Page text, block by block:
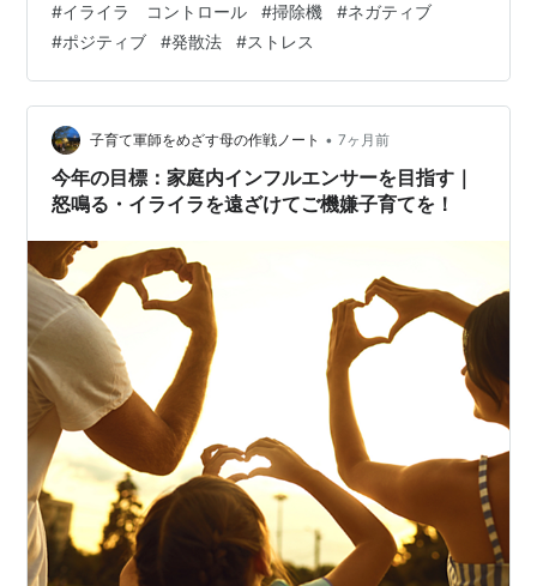
います。 小さいころは知ってか知らずか、嫌なことがあ
ると紙にぐちゃぐちゃーっと 字にならない字を書きなぐ
っていた私。 大きくなって知った、「書き出して心を整
理する」？方法の一つだそうです。 （何があったんだか
(笑)） ☟ diamond.jp 日々を過ごしていればたまにはこん
な時もあるさ…
#イライラ コントロール #掃除機 #ネガティブ
#ポジティブ #発散法 #ストレス
子育て軍師をめざす母の作戦ノート • 7ヶ月前
今年の目標：家庭内インフルエンサーを目指す｜
怒鳴る・イライラを遠ざけてご機嫌子育てを！